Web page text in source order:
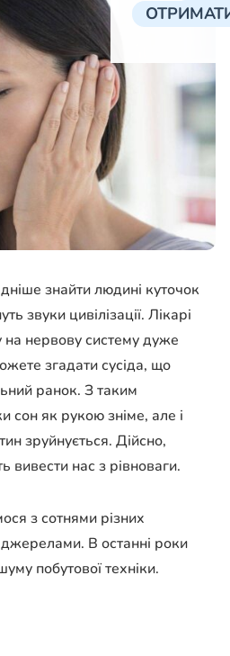
знайти людині куточок
звуки цивілізації. Лікарі
нервову систему дуже
згадати сусіда, що
ранок. З таким
сон як рукою зніме, але і
зруйнується. Дійсно,
вивести нас з рівноваги.
з сотнями різних
В останні роки
побутової техніки.